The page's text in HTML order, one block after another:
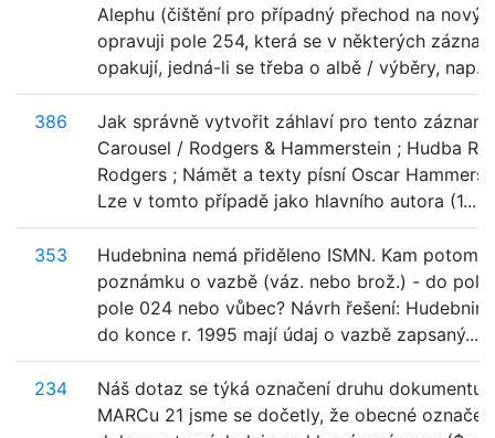
Alephu (čištění pro případný přechod na nový
opravuji pole 254, která se v některých
opakují, jedná-li se třeba o albě / výběry, nap...
386
Jak správně vytvořit záhlaví pro tento záznam
Carousel / Rodgers & Hammerstein ; Hudba
Rodgers ; Námět a texty písní Oscar
Lze v tomto případě jako hlavního autora (1...
353
Hudebnina nemá přiděleno ISMN. Kam potom
poznámku o vazbě (váz. nebo brož.) - do
pole 024 nebo vůbec? Návrh řešení:
do konce r. 1995 mají údaj o vazbě zapsaný...
234
Náš dotaz se týká označení druhu dokumentu.
MARCu 21 jsme se dočetly, že obecné